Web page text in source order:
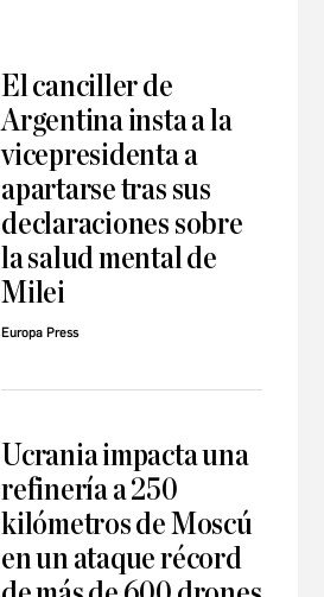
El canciller de
Argentina insta a la
vicepresidenta a
apartarse tras sus
declaraciones sobre
la salud mental de
Milei
Europa Press
Ucrania impacta una
refinería a 250
kilómetros de Moscú
en un ataque récord